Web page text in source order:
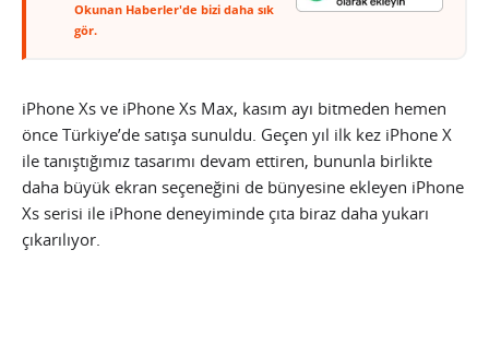
Okunan Haberler'de bizi daha sık
gör.
iPhone Xs ve iPhone Xs Max, kasım ayı bitmeden hemen
önce Türkiye’de satışa sunuldu. Geçen yıl ilk kez iPhone X
ile tanıştığımız tasarımı devam ettiren, bununla birlikte
daha büyük ekran seçeneğini de bünyesine ekleyen iPhone
Xs serisi ile iPhone deneyiminde çıta biraz daha yukarı
çıkarılıyor.